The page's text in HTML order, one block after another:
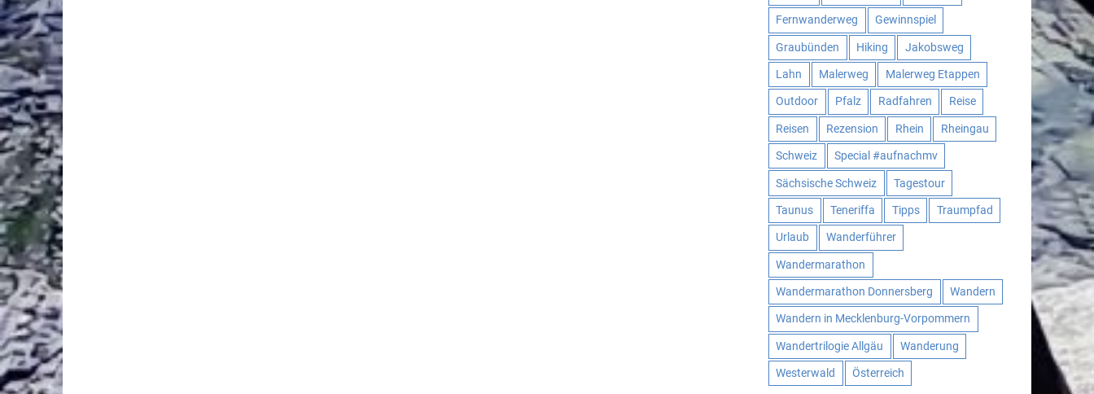
Fernwanderweg Gewinnspiel
Graubünden Hiking Jakobsweg
Lahn Malerweg Malerweg Etappen
Outdoor Pfalz Radfahren Reise
Reisen Rezension Rhein Rheingau
Schweiz Special #aufnachmv
Sächsische Schweiz Tagestour
Taunus Teneriffa Tipps Traumpfad
Urlaub Wanderführer
Wandermarathon
Wandermarathon Donnersberg Wandern
Wandern in Mecklenburg-Vorpommern
Wandertrilogie Allgäu Wanderung
Westerwald Österreich